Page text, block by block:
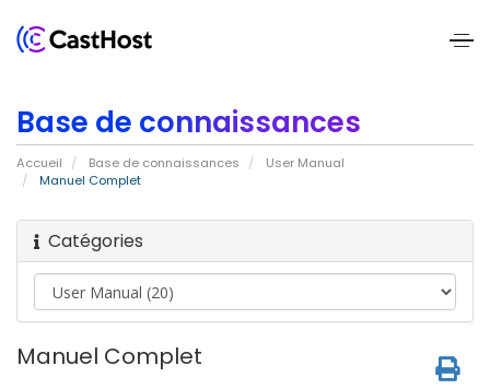
About
Us
Services
Pricing
Blogs
Base de connaissances
Accueil Base de connaissances
User Manual
Manuel Complet
Catégories
Manuel Complet